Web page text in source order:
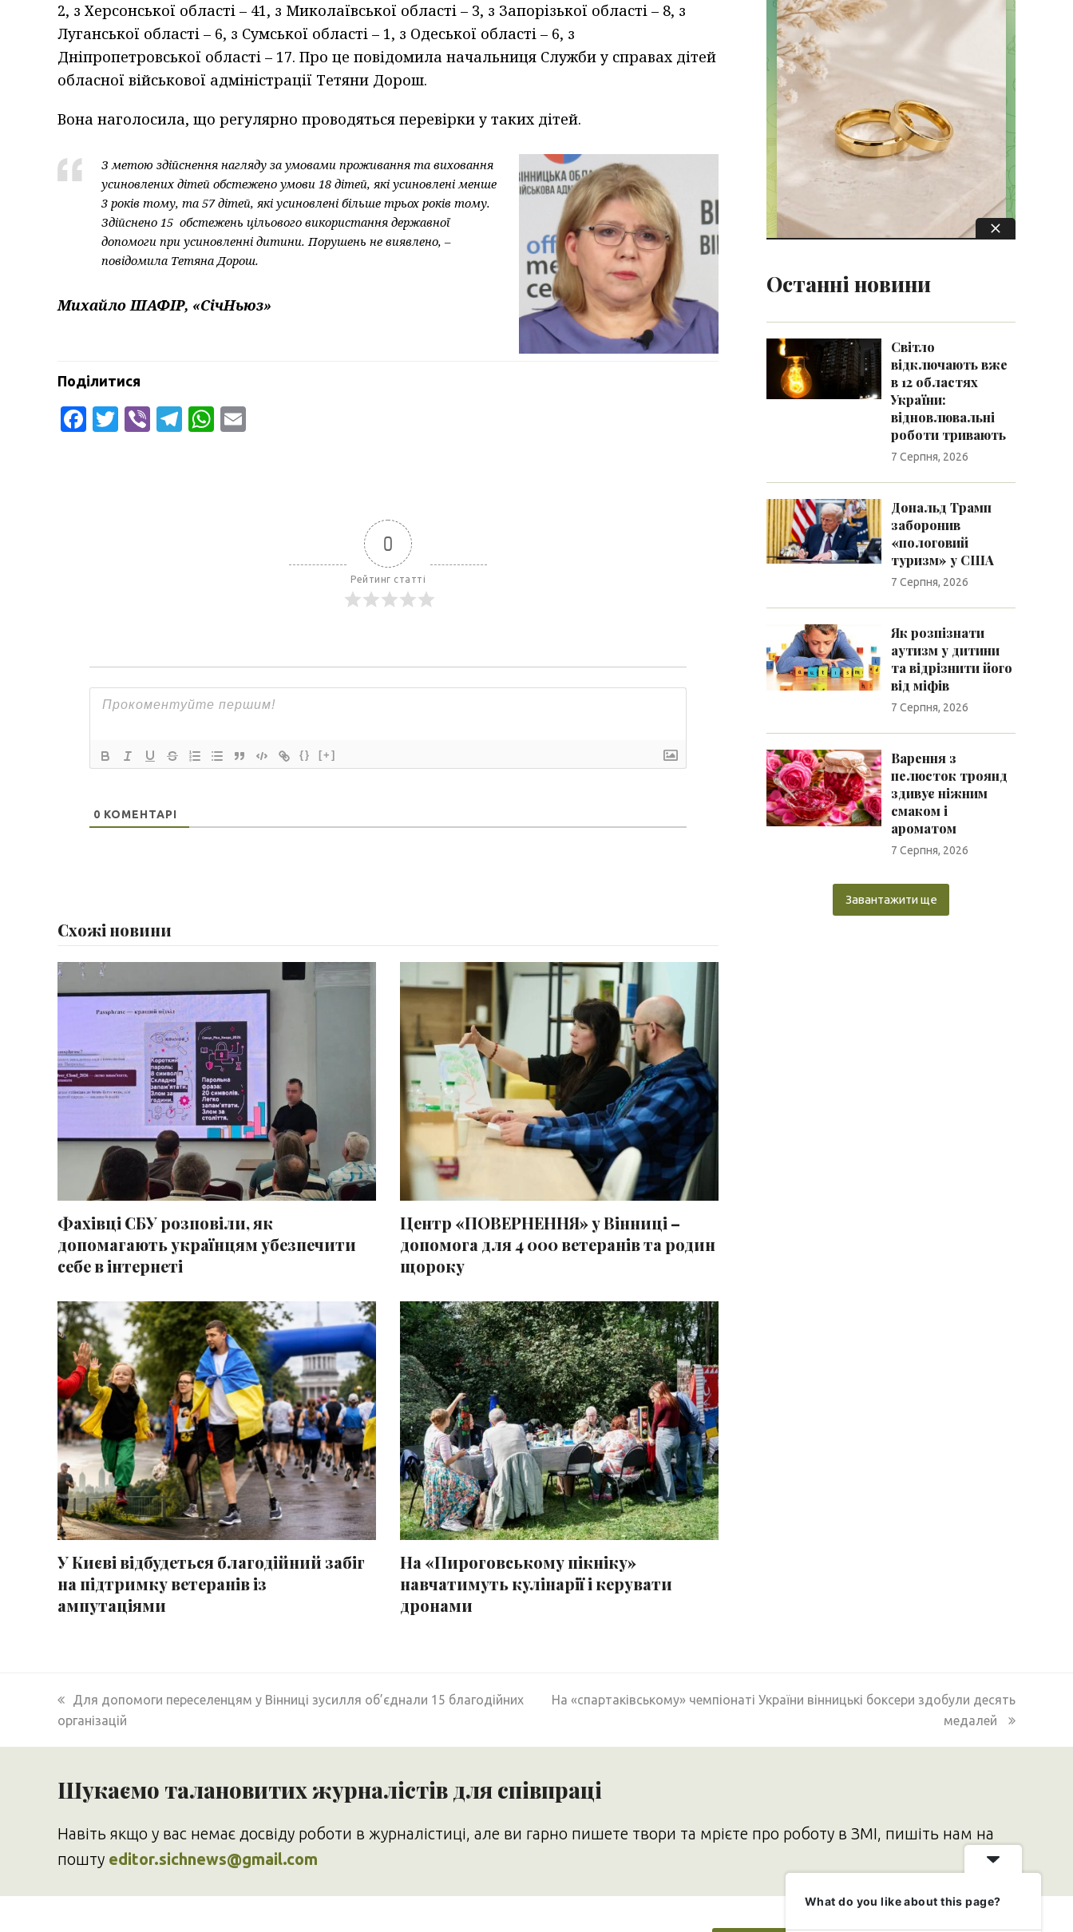
2, з Херсонської області – 41, з Миколаївської області – 3, з Запорізької області – 8, з
Луганської області – 6, з Сумської області – 1, з Одеської області – 6, з
Дніпропетровської області – 17. Про це повідомила начальниця Служби у справах дітей
обласної військової адміністрації Тетяни Дорош.
Вона наголосила, що регулярно проводяться перевірки у таких дітей.
З метою здійснення нагляду за умовами проживання та виховання
усиновлених дітей обстежено умови 18 дітей, які усиновлені менше
3 років тому, та 57 дітей, які усиновлені більше трьох років тому.
Здійснено 15 обстежень цільового використання державної
допомоги при усиновленні дитини. Порушень не виявлено, –
повідомила Тетяна Дорош.
Михайло ШАФІР, «СічНьюз»
Поділитися
Facebook
Twitter
ViberTelegram
WhatsApp
0
Рейтинг статті
{} [+]
0 КОМЕНТАРІ
Схожі новини
Фахівці СБУ розповіли, як
допомагають українцям убезпечити
себе в інтернеті
Центр «ПОВЕРНЕННЯ» у Вінниці –
допомога для 4 000 ветеранів та родин
щороку
У Києві відбудеться благодійний забіг
на підтримку ветеранів із
ампутаціями
На «Пироговському пікніку»
навчатимуть кулінарії і керувати
дронами
Останні новини
Світло
відключають вже
в 12 областях
України:
відновлювальні
роботи тривають
7 Серпня, 2026
Дональд Трамп
заборонив
«пологовий
туризм» у США
7 Серпня, 2026
Як розпізнати
аутизм у дитини
та відрізнити його
від міфів
7 Серпня, 2026
Варення з
пелюсток троянд
здивує ніжним
смаком і
ароматом
7 Серпня, 2026
Завантажити ще
previous
post:
Для допомоги переселенцям у Вінниці зусилля об’єднали 15 благодійних
організацій
next
На «спартаківському» чемпіонаті України вінницькі боксери здобули десять
медалей
Шукаємо талановитих журналістів для співпраці
Навіть якщо у вас немає досвіду роботи в журналістиці, але ви гарно пишете твори та мрієте про роботу в ЗМІ, пишіть нам на
пошту editor.sichnews@gmail.com
What do you like about this page?